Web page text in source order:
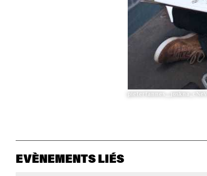
pieterfannes__joskna_cNeVj
EVÈNEMENTS LIÉS